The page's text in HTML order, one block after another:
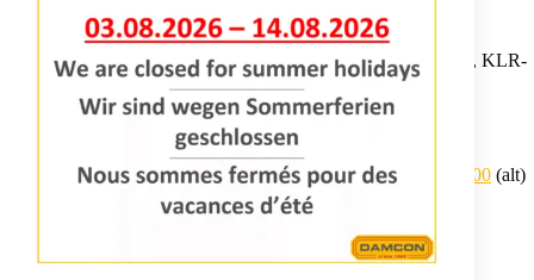
Typ I erhältlich in KLR-500 AB, KLR-650 AB, KLR-700 AB, KLR-
700 HM, KLR-800 AB.
Typ II erhältlich in KLR-501 AB.
Typ III erhältlich in KLR-700 ST-V AB, KLR-800 ST-V AB.
Prospekt Damcon KLR Bagger-Anbau KLR-500 t/m KLR-1400 (alt)